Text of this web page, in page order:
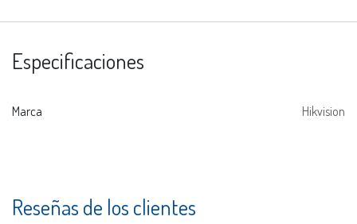
Especificaciones
Marca Hikvision
Reseñas de los clientes